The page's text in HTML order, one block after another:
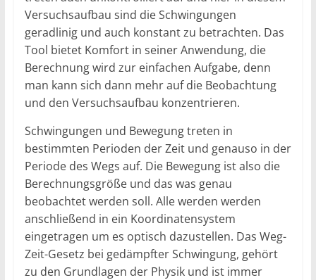
Versuchsaufbau sind die Schwingungen
geradlinig und auch konstant zu betrachten. Das
Tool bietet Komfort in seiner Anwendung, die
Berechnung wird zur einfachen Aufgabe, denn
man kann sich dann mehr auf die Beobachtung
und den Versuchsaufbau konzentrieren.
Schwingungen und Bewegung treten in
bestimmten Perioden der Zeit und genauso in der
Periode des Wegs auf. Die Bewegung ist also die
Berechnungsgröße und das was genau
beobachtet werden soll. Alle werden werden
anschließend in ein Koordinatensystem
eingetragen um es optisch dazustellen. Das Weg-
Zeit-Gesetz bei gedämpfter Schwingung, gehört
zu den Grundlagen der Physik und ist immer